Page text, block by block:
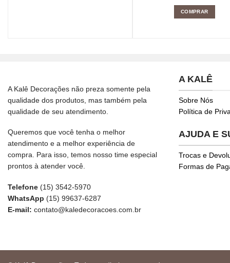
COMPRAR
A Kalê Decorações não preza somente pela
qualidade dos produtos, mas também pela
qualidade de seu atendimento.
Queremos que você tenha o melhor
atendimento e a melhor experiência de
compra. Para isso, temos nosso time especial
prontos à atender você.
Telefone (15) 3542-5970
WhatsApp (15) 99637-6287
E-mail: contato@kaledecoracoes.com.br
A KALÊ
Sobre Nós
Política de
AJUDA E
Trocas e
Formas de